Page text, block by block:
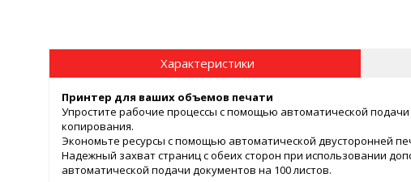
Характеристики
Принтер для ваших объемов печати
Упростите рабочие процессы с помощью автоматической
копирования.
Экономьте ресурсы с помощью автоматической двусторонней
Надежный захват страниц с обеих сторон при использовании
автоматической подачи документов на 100 листов.